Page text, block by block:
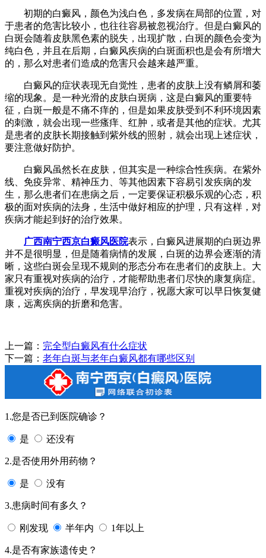
初期的白癜风，颜色为浅白色，多发病在局部的位置，对
于患者的危害比较小，也往往容易被忽视治疗。但是白癜风的
白斑会随着皮肤黑色素的脱失，出现扩散，白斑的颜色会变为
纯白色，并且在后期，白癜风疾病的白斑面积也是会有所增大
的，那么对患者们造成的危害只会越来越严重。
白癜风的症状表现无自觉性，患者的皮肤上没有鳞屑和萎
缩的现象。是一种光滑的皮肤白斑病，这是白癜风的重要特
征，白斑一般是不痛不痒的，但是如果皮肤受到不利环境因素
的刺激，就会出现一些瘙痒、红肿，或者是其他的症状。尤其
是患者的皮肤长期接触到紫外线的照射，就会出现上述症状，
要注意做好防护。
白癜风虽然长在皮肤，但其实是一种综合性疾病。在紫外
线、免疫异常、精神压力、等其他因素下容易引发疾病的发
生，那么患者们在患病之后，一定要保证积极乐观的心态，积
极的面对疾病的法身，生活中做好相应的护理，只有这样，对
疾病才能起到好的治疗效果。
广西南宁西京白癜风医院表示，白癜风进展期的白斑边界
并不是很明显，但是随着病情的发展，白斑的边界会逐渐的清
晰，这些白斑会呈现不规则的形态分布在患者们的皮肤上。大
家只有重视对疾病的治疗，才能帮助患者们尽快的康复病症。
重视对疾病的治疗，早发现早治疗，祝愿大家可以早日恢复健
康，远离疾病的折磨和危害。
上一篇： 完全型白癜风有什么症状
下一篇： 老年白斑与老年白癜风都有哪些区别
1.您是否已到医院确诊？
是 还没有
2.是否使用外用药物？
是 没有
3.患病时间有多久？
刚发现 半年内 1年以上
4.是否有家族遗传史？